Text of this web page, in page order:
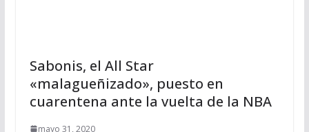
Sabonis, el All Star
«malagueñizado», puesto en
cuarentena ante la vuelta de la NBA
mayo 31, 2020